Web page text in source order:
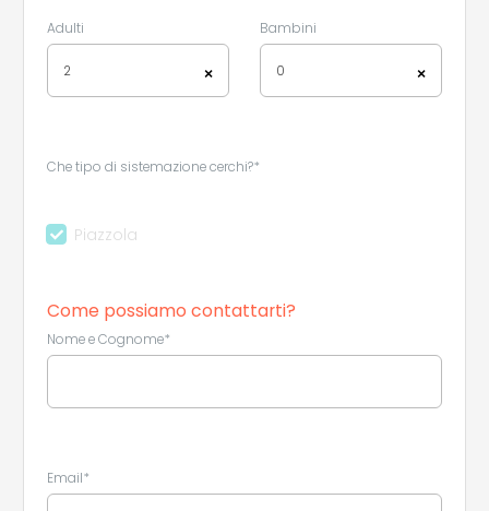
Adulti
×
2
Bambini
×
0
Che tipo di sistemazione cerchi?*
Piazzola
Come possiamo contattarti?
Nome e Cognome*
Email*